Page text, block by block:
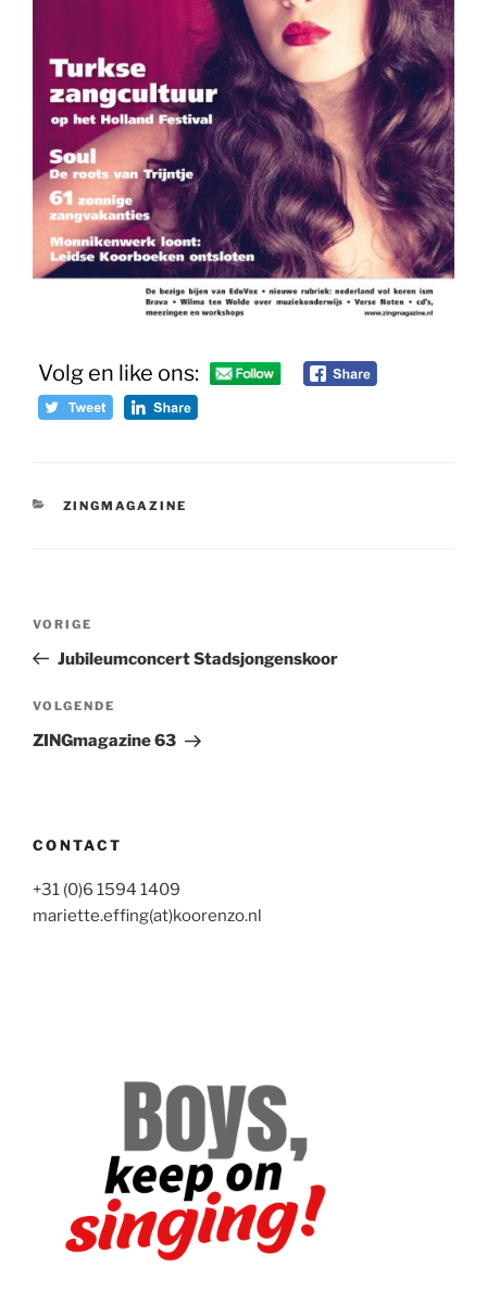
Volg en like ons:
CATEGORIEËN
ZINGMAGAZINE
Vorig
bericht
VORIGE
Jubileumconcert Stadsjongenskoor
Volgend
bericht
VOLGENDE
ZINGmagazine 63
CONTACT
+31 (0)6 1594 1409
mariette.effing(at)koorenzo.nl